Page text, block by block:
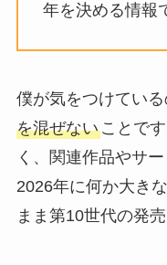
年を決める情報
僕が気をつけている
を混ぜないことで
く、関連作品やサ
2026年に何か大き
まま第10世代の発